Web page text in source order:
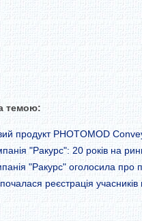
темою:
продукт PHOTOMOD
"Ракурс": 20 років на
"Ракурс" оголосила про
реєстрація